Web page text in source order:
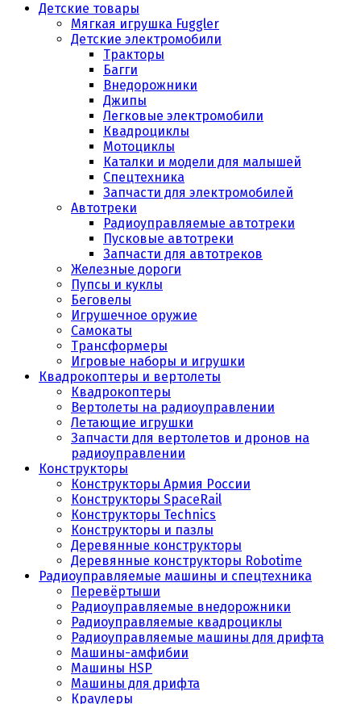
Детские товары
Мягкая игрушка Fuggler
Детские электромобили
Тракторы
Багги
Внедорожники
Джипы
Легковые электромобили
Квадроциклы
Мотоциклы
Каталки и модели для малышей
Спецтехника
Запчасти для электромобилей
Автотреки
Радиоуправляемые автотреки
Пусковые автотреки
Запчасти для автотреков
Железные дороги
Пупсы и куклы
Беговелы
Игрушечное оружие
Самокаты
Трансформеры
Игровые наборы и игрушки
Квадрокоптеры и вертолеты
Квадрокоптеры
Вертолеты на радиоуправлении
Летающие игрушки
Запчасти для вертолетов и дронов на
радиоуправлении
Конструкторы
Конструкторы Армия России
Конструкторы SpaceRail
Конструкторы Technics
Конструкторы и пазлы
Деревянные конструкторы
Деревянные конструкторы Robotime
Радиоуправляемые машины и спецтехника
Перевёртыши
Радиоуправляемые внедорожники
Радиоуправляемые квадроциклы
Радиоуправляемые машины для дрифта
Машины-амфибии
Машины HSP
Машины для дрифта
Краулеры